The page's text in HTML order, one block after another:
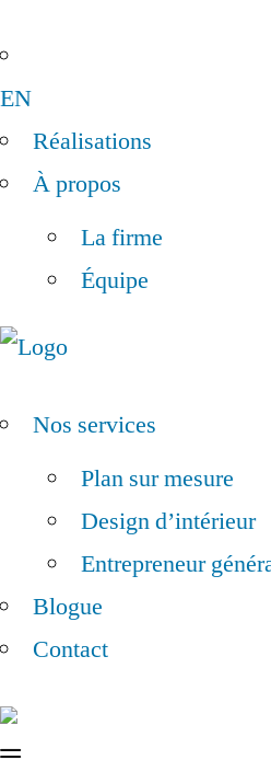
EN
Réalisations
À propos
La firme
Équipe
Nos services
Plan sur mesure
Design d’intérieur
Entrepreneur
Blogue
Contact